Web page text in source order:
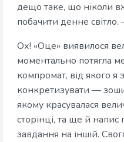
дещо таке, що ніколи
побачити денне
Ох! «Оце» виявилося
моментально потягла
компромат, від якого я
конкретизувати —
якому красувалася
сторінці, та ще й напис
завдання на іншій.